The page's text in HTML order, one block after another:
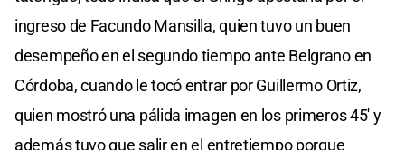
ingreso de Facundo Mansilla, quien tuvo un buen
desempeño en el segundo tiempo ante Belgrano en
Córdoba, cuando le tocó entrar por Guillermo Ortiz,
quien mostró una pálida imagen en los primeros 45' y
además tuvo que salir en el entretiempo porque